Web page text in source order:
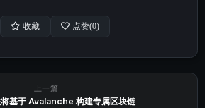
收藏 点赞(0)
上一篇
将基于 Avalanche 构建专属区块链​